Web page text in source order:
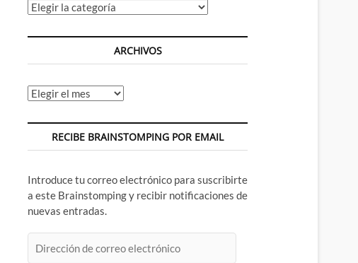
Categorías
ARCHIVOS
Archivos
RECIBE BRAINSTOMPING POR EMAIL
Introduce tu correo electrónico para suscribirte
a este Brainstomping y recibir notificaciones de
nuevas entradas.
de